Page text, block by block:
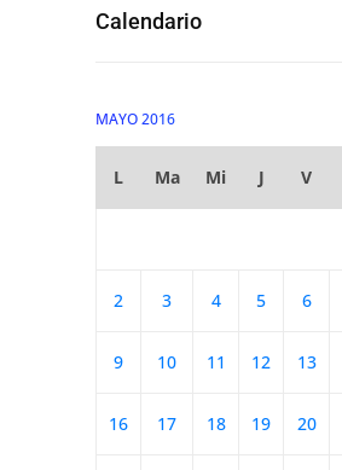
Calendario
MAYO 2016
L Ma Mi J V
2 3 4 5 6
9 10 11 12 13
16 17 18 19 20